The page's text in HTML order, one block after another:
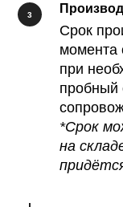
Срок
момента
при
пробный
*Срок
на